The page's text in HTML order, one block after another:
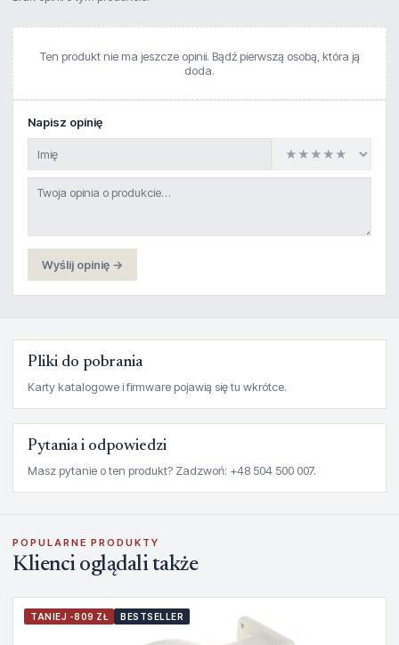
Ten produkt nie ma jeszcze opinii. Bądź pierwszą osobą, która ją
doda.
Napisz opinię
Wyślij opinię →
Pliki do pobrania
Karty katalogowe i firmware pojawią się tu wkrótce.
Pytania i odpowiedzi
Masz pytanie o ten produkt? Zadzwoń: +48 504 500 007.
POPULARNE PRODUKTY
Klienci oglądali także
TANIEJ -809 ZŁ BESTSELLER